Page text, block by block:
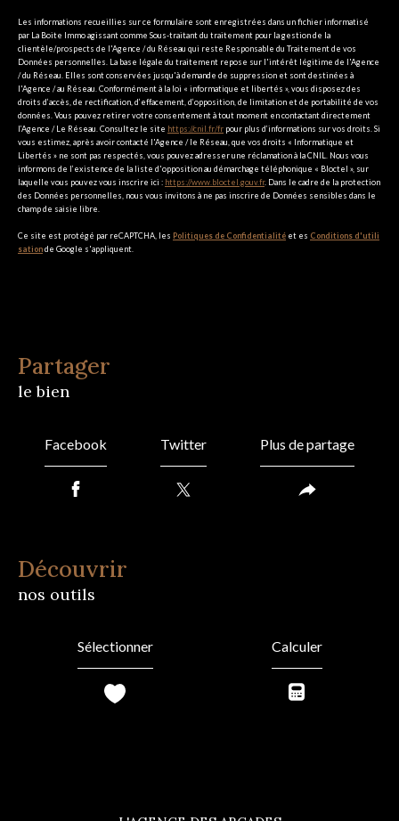
Les informations recueillies sur ce formulaire sont enregistrées dans un fichier informatisé
par La Boite Immo agissant comme Sous-traitant du traitement pour la gestion de la
clientèle/prospects de l'Agence / du Réseau qui reste Responsable du Traitement de vos
Données personnelles. La base légale du traitement repose sur l'intérêt légitime de l'Agence
/ du Réseau. Elles sont conservées jusqu'à demande de suppression et sont destinées à
l'Agence / au Réseau. Conformément à la loi « informatique et libertés », vous disposez des
droits d’accès, de rectification, d’effacement, d’opposition, de limitation et de portabilité de vos
données. Vous pouvez retirer votre consentement à tout moment en contactant directement
l’Agence / Le Réseau. Consultez le site https://cnil.fr/fr pour plus d’informations sur vos droits. Si
vous estimez, après avoir contacté l'Agence / le Réseau, que vos droits « Informatique et
Libertés » ne sont pas respectés, vous pouvez adresser une réclamation à la CNIL. Nous vous
informons de l’existence de la liste d'opposition au démarchage téléphonique « Bloctel », sur
laquelle vous pouvez vous inscrire ici : https://www.bloctel.gouv.fr. Dans le cadre de la protection
des Données personnelles, nous vous invitons à ne pas inscrire de Données sensibles dans le
champ de saisie libre.
Ce site est protégé par reCAPTCHA, les Politiques de Confidentialité et es Conditions d'utili
sationde Google s'appliquent.
partager
le bien
Facebook Twitter Plus de partage
découvrir
nos outils
Sélectionner Calculer